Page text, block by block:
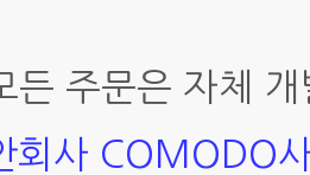
든 주문은 자체
회사 COMODO